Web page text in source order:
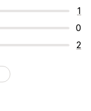
1
0
2